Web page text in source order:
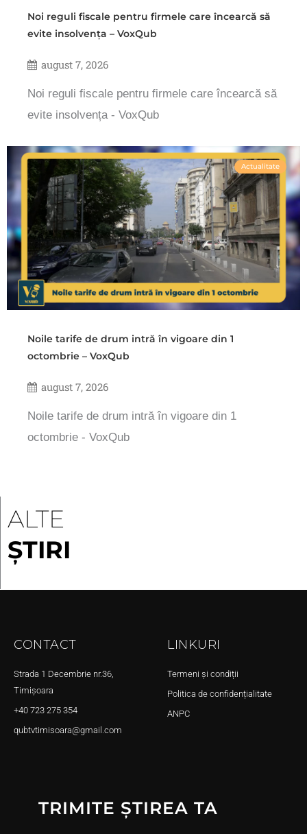
Noi reguli fiscale pentru firmele care încearcă să
evite insolvența – VoxQub
august 7, 2026
Noi reguli fiscale pentru firmele care încearcă să
evite insolvența - VoxQub
Actualitate
Noile tarife de drum intră în vigoare din 1
octombrie – VoxQub
august 7, 2026
Noile tarife de drum intră în vigoare din 1
octombrie - VoxQub
ALTE
ȘTIRI
CONTACT
Strada 1 Decembrie nr.36,
Timișoara
+40 723 275 354
qubtvtimisoara@gmail.com
LINKURI
Termeni și condiții
Politica de confidențialitate
ANPC
TRIMITE ȘTIREA TA